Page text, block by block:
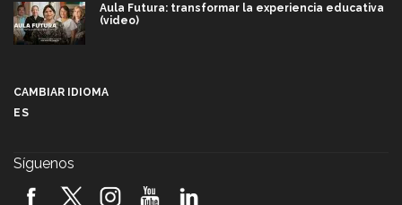
Aula Futura: transformar la experiencia educativa
(video)
2026! (video)
CAMBIAR IDIOMA
ES
Síguenos